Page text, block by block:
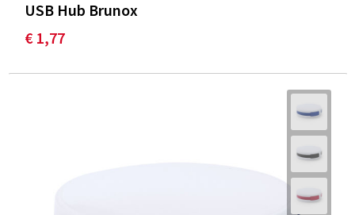
USB Hub Brunox
€ 1,77